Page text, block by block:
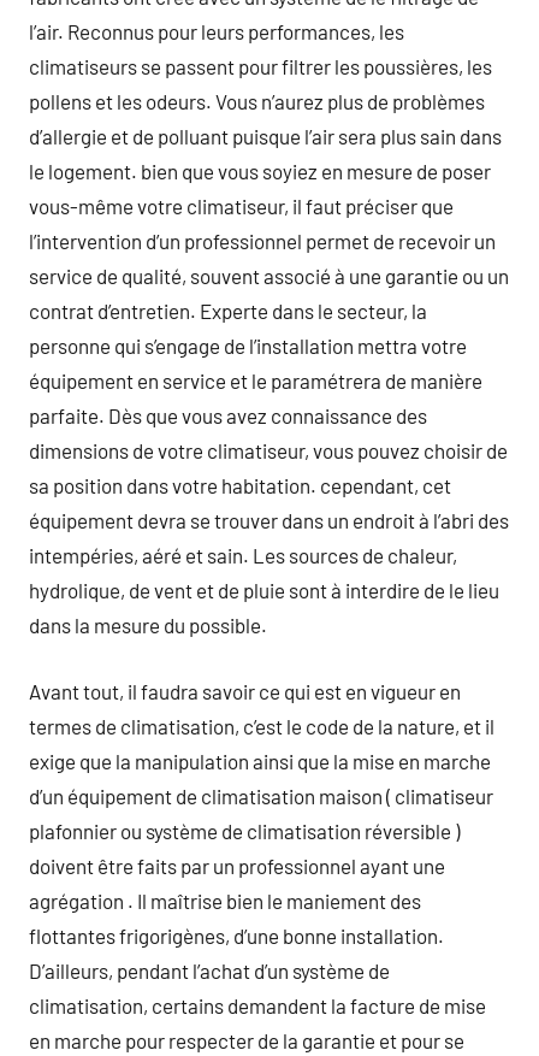
l’air. Reconnus pour leurs performances, les
climatiseurs se passent pour filtrer les poussières, les
pollens et les odeurs. Vous n’aurez plus de problèmes
d’allergie et de polluant puisque l’air sera plus sain dans
le logement. bien que vous soyiez en mesure de poser
vous-même votre climatiseur, il faut préciser que
l’intervention d’un professionnel permet de recevoir un
service de qualité, souvent associé à une garantie ou un
contrat d’entretien. Experte dans le secteur, la
personne qui s’engage de l’installation mettra votre
équipement en service et le paramétrera de manière
parfaite. Dès que vous avez connaissance des
dimensions de votre climatiseur, vous pouvez choisir de
sa position dans votre habitation. cependant, cet
équipement devra se trouver dans un endroit à l’abri des
intempéries, aéré et sain. Les sources de chaleur,
hydrolique, de vent et de pluie sont à interdire de le lieu
dans la mesure du possible.
Avant tout, il faudra savoir ce qui est en vigueur en
termes de climatisation, c’est le code de la nature, et il
exige que la manipulation ainsi que la mise en marche
d’un équipement de climatisation maison ( climatiseur
plafonnier ou système de climatisation réversible )
doivent être faits par un professionnel ayant une
agrégation . Il maîtrise bien le maniement des
flottantes frigorigènes, d’une bonne installation.
D’ailleurs, pendant l’achat d’un système de
climatisation, certains demandent la facture de mise
en marche pour respecter de la garantie et pour se